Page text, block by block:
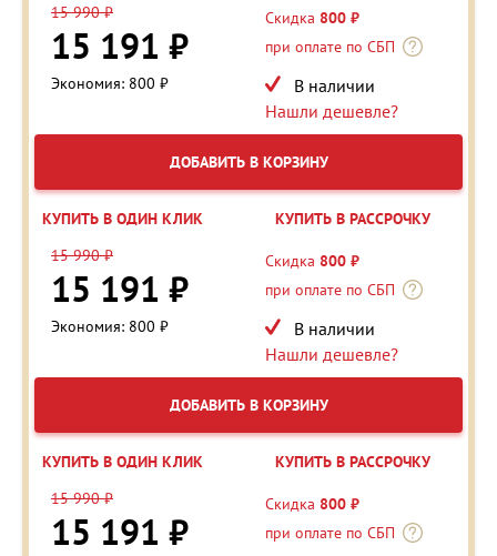
15 990 ₽
15 191 ₽
Экономия: 800 ₽
Скидка 800 ₽
при оплате по СБП
В наличии
Нашли дешевле?
ДОБАВИТЬ В КОРЗИНУ
КУПИТЬ В ОДИН КЛИК
КУПИТЬ В РАССРОЧКУ
15 990 ₽
15 191 ₽
Экономия: 800 ₽
Скидка 800 ₽
при оплате по СБП
В наличии
Нашли дешевле?
ДОБАВИТЬ В КОРЗИНУ
КУПИТЬ В ОДИН КЛИК
КУПИТЬ В РАССРОЧКУ
15 990 ₽
15 191 ₽
Скидка 800 ₽
при оплате по СБП